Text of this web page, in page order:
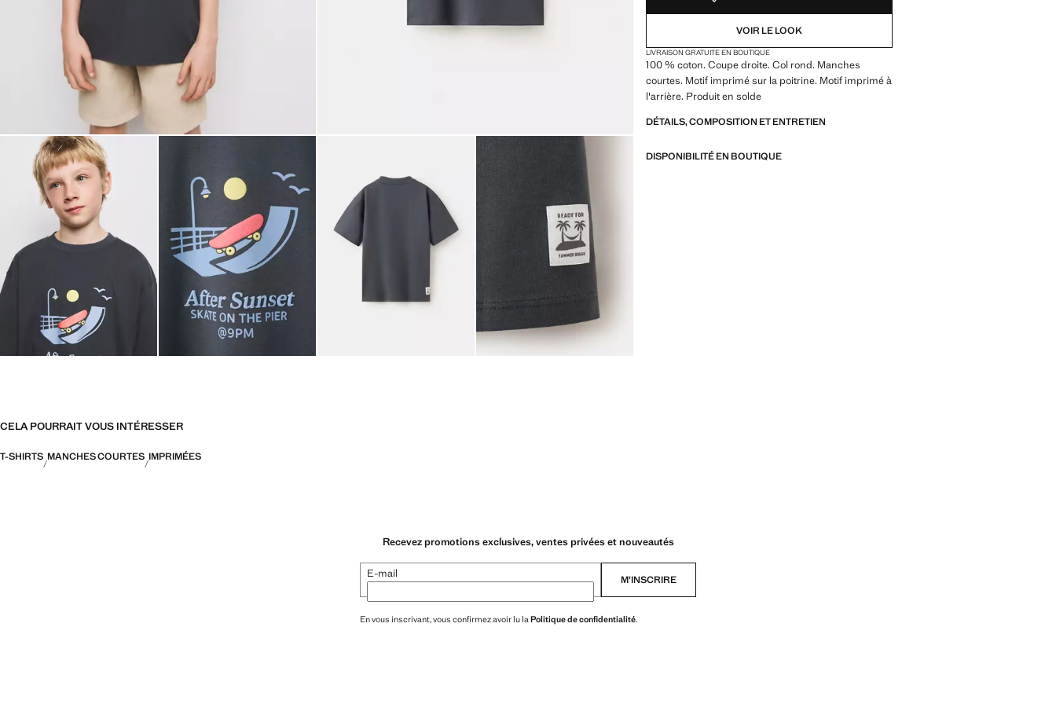
VOIR LE LOOK
LIVRAISON GRATUITE EN BOUTIQUE
100 % coton. Coupe droite. Col rond. Manches
courtes. Motif imprimé sur la poitrine. Motif imprimé à
l'arrière. Produit en solde
DÉTAILS, COMPOSITION ET ENTRETIEN
DISPONIBILITÉ EN BOUTIQUE
CELA POURRAIT VOUS INTÉRESSER
T-SHIRTS MANCHES COURTES IMPRIMÉES
Recevez promotions exclusives, ventes privées et nouveautés
E-mail M’INSCRIRE
En vous inscrivant, vous confirmez avoir lu laPolitique de confidentialité.